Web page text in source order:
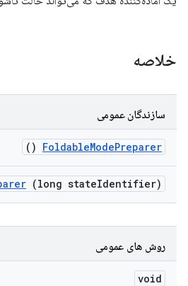
خلاصه
سازندگان عمومی
FoldableModePreparer
()
(long stateIdentifier)
روش های عمومی
void